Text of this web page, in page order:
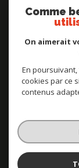
© 2026 |
Comme
On aimerait
En
cookies par ce
contenus